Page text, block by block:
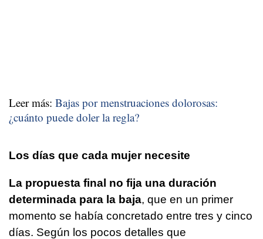
Leer más: Bajas por menstruaciones dolorosas:
¿cuánto puede doler la regla?
Los días que cada mujer necesite
La propuesta final no fija una duración
determinada para la baja, que en un primer
momento se había concretado entre tres y cinco
días. Según los pocos detalles que